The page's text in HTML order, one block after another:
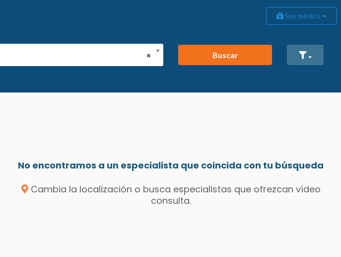
Soy médico
×
Buscar
No encontramos a un especialista que coincida con tu búsqueda
Cambia la localización o busca especialistas que ofrezcan vídeo
consulta.